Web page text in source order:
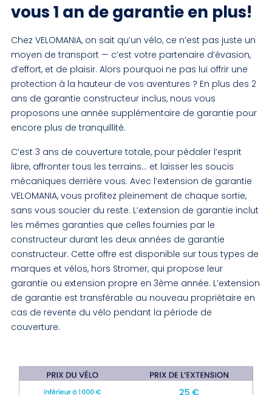
vous 1 an de garantie en plus!
Chez VELOMANIA, on sait qu’un vélo, ce n’est pas juste un
moyen de transport — c’est votre partenaire d’évasion,
d’effort, et de plaisir. Alors pourquoi ne pas lui offrir une
protection à la hauteur de vos aventures ? En plus des 2
ans de garantie constructeur inclus, nous vous
proposons une année supplémentaire de garantie pour
encore plus de tranquillité.
C’est 3 ans de couverture totale, pour pédaler l’esprit
libre, affronter tous les terrains… et laisser les soucis
mécaniques derrière vous. Avec l’extension de garantie
VELOMANIA, vous profitez pleinement de chaque sortie,
sans vous soucier du reste. L’extension de garantie inclut
les mêmes garanties que celles fournies par le
constructeur durant les deux années de garantie
constructeur. Cette offre est disponible sur tous types de
marques et vélos, hors Stromer, qui propose leur
garantie ou extension propre en 3ème année. L’extension
de garantie est transférable au nouveau propriétaire en
cas de revente du vélo pendant la période de
couverture.